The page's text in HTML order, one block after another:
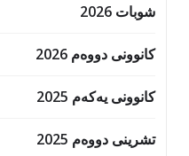
شوبات 2026
کانوونی دووەم 2026
کانوونی یەکەم 2025
تشرینی دووەم 2025